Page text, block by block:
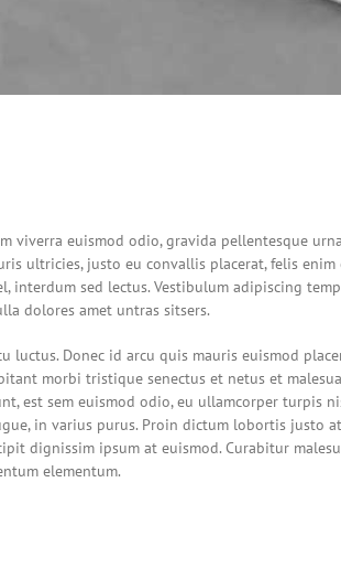
viverra euismod odio, gravida pellentesque
ultricies, justo eu convallis placerat, felis
interdum sed lectus. Vestibulum adipiscing
dolores amet untras sitsers.
Donec id arcu quis mauris euismod
morbi tristique senectus et netus et
est sem euismod odio, eu ullamcorper turpis
in varius purus. Proin dictum lobortis justo
dignissim ipsum at euismod. Curabitur
elementum.